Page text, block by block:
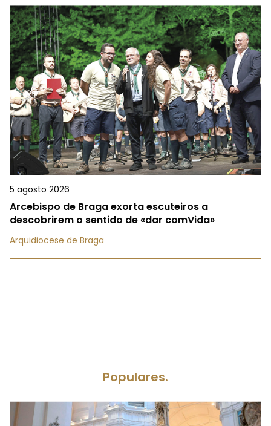
5 agosto 2026
Arcebispo de Braga exorta escuteiros a
descobrirem o sentido de «dar comVida»
Arquidiocese de Braga
Populares.